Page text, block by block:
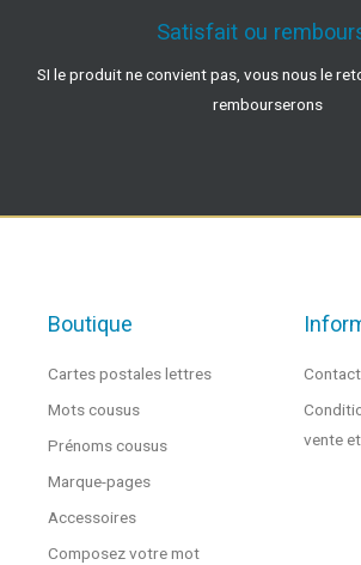
Satisfait ou
SI le produit ne convient pas, vous nous le
rembourserons
Boutique
Cartes postales lettres
Mots cousus
Prénoms cousus
Marque-pages
Accessoires
Composez votre mot
Contact
vente